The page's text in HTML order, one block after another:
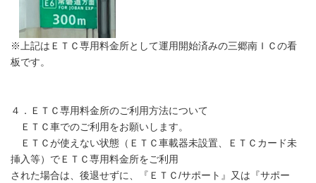
※上記はＥＴＣ専用料金所として運用開始済みの三郷南ＩＣの看
板です。
４．ＥＴＣ専用料金所のご利用方法について
ＥＴＣ車でのご利用をお願いします。
ＥＴＣが使えない状態（ＥＴＣ車載器未設置、ＥＴＣカード未
挿入等）でＥＴＣ専用料金所をご利用
された場合は、後退せずに、『ＥＴＣ/サポート』又は『サポー